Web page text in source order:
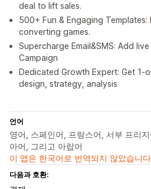
deal to lift sales.
500+ Fun & Engaging
converting games.
Supercharge Email&SMS: Add
Campaign
Dedicated Growth Expert: Get 1-
design, strategy, analysis
언어
영어, 스페인어, 프랑스어, 서부 프리
아어, 그리고 아랍어
이 앱은 한국어로 번역되지 않았습니다
다음과 호환: